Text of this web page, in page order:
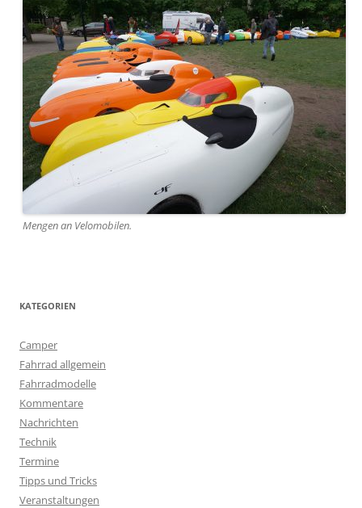
Mengen an Velomobilen.
KATEGORIEN
Camper
Fahrrad allgemein
Fahrradmodelle
Kommentare
Nachrichten
Technik
Termine
Tipps und Tricks
Veranstaltungen